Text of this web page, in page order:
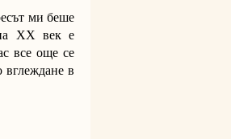
ми беше
на ХХ век е
все още се
вглеждане в